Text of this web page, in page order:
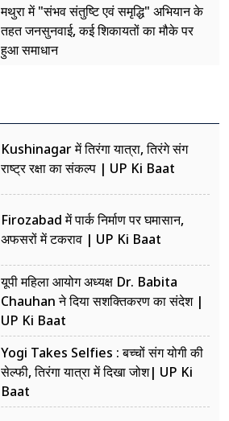
मथुरा में "संभव संतुष्टि एवं समृद्धि" अभियान के
तहत जनसुनवाई, कई शिकायतों का मौके पर
हुआ समाधान
Kushinagar में तिरंगा यात्रा, तिरंगे संग
राष्ट्र रक्षा का संकल्प | UP Ki Baat
Firozabad में पार्क निर्माण पर घमासान,
अफसरों में टकराव | UP Ki Baat
यूपी महिला आयोग अध्यक्ष Dr. Babita
Chauhan ने दिया सशक्तिकरण का संदेश |
UP Ki Baat
Yogi Takes Selfies : बच्चों संग योगी की
सेल्फी, तिरंगा यात्रा में दिखा जोश| UP Ki
Baat